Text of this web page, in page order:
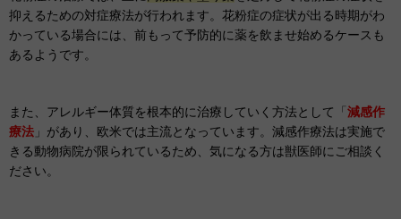
抑えるための対症療法が行われます。花粉症の症状が出る時期がわ
かっている場合には、前もって予防的に薬を飲ませ始めるケースも
あるようです。
また、アレルギー体質を根本的に治療していく方法として「 減感作
療法 」があり、欧米では主流となっています。減感作療法は実施で
きる動物病院が限られているため、気になる方は獣医師にご相談く
ださい。